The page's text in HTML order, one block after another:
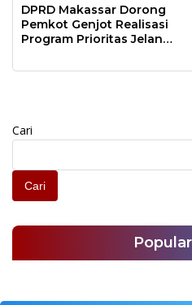
DPRD Makassar Dorong
Pemkot Genjot Realisasi
Program Prioritas Jelang
Cari
Cari